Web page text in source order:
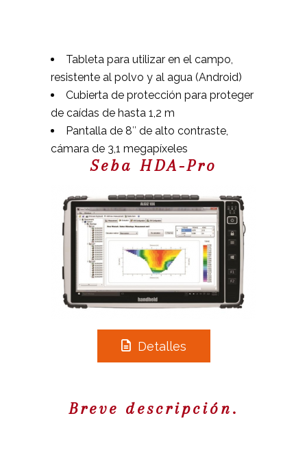
Tableta para utilizar en el campo,
resistente al polvo y al agua (Android)
Cubierta de protección para proteger
de caídas de hasta 1,2 m
Pantalla de 8″ de alto contraste,
cámara de 3,1 megapíxeles
Seba HDA-Pro
Detalles
Breve descripción.